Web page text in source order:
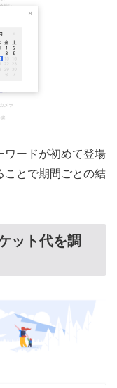
ワードが初めて登場
ことで期間ごとの結
ット代を調